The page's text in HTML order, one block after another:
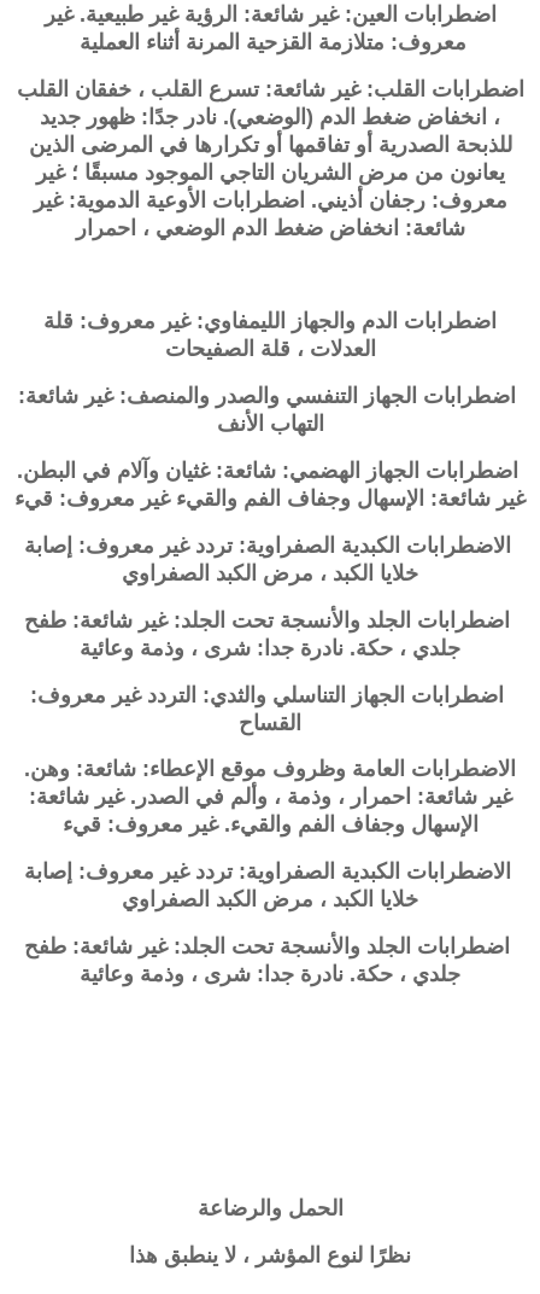
اضطرابات العين: غير شائعة: الرؤية غير طبيعية. غير
معروف: متلازمة القزحية المرنة أثناء العملية
اضطرابات القلب: غير شائعة: تسرع القلب ، خفقان القلب
، انخفاض ضغط الدم (الوضعي). نادر جدًا: ظهور جديد
للذبحة الصدرية أو تفاقمها أو تكرارها في المرضى الذين
يعانون من مرض الشريان التاجي الموجود مسبقًا ؛ غير
معروف: رجفان أذيني. اضطرابات الأوعية الدموية: غير
شائعة: انخفاض ضغط الدم الوضعي ، احمرار
اضطرابات الدم والجهاز الليمفاوي: غير معروف: قلة
العدلات ، قلة الصفيحات
اضطرابات الجهاز التنفسي والصدر والمنصف: غير شائعة:
التهاب الأنف
اضطرابات الجهاز الهضمي: شائعة: غثيان وآلام في البطن.
غير شائعة: الإسهال وجفاف الفم والقيءغير معروف: قيء
الاضطرابات الكبدية الصفراوية: تردد غير معروف: إصابة
خلايا الكبد ، مرض الكبد الصفراوي
اضطرابات الجلد والأنسجة تحت الجلد: غير شائعة: طفح
جلدي ، حكة. نادرة جدا: شرى ، وذمة وعائية
اضطرابات الجهاز التناسلي والثدي: التردد غير معروف:
القساح
الاضطرابات العامة وظروف موقع الإعطاء: شائعة: وهن.
غير شائعة: احمرار ، وذمة ، وألم في الصدر. غير شائعة:
الإسهال وجفاف الفم والقيء. غير معروف: قيء
الاضطرابات الكبدية الصفراوية: تردد غير معروف: إصابة
خلايا الكبد ، مرض الكبد الصفراوي
اضطرابات الجلد والأنسجة تحت الجلد: غير شائعة: طفح
جلدي ، حكة. نادرة جدا: شرى ، وذمة وعائية
الحمل والرضاعة
نظرًا لنوع المؤشر ، لا ينطبق هذا